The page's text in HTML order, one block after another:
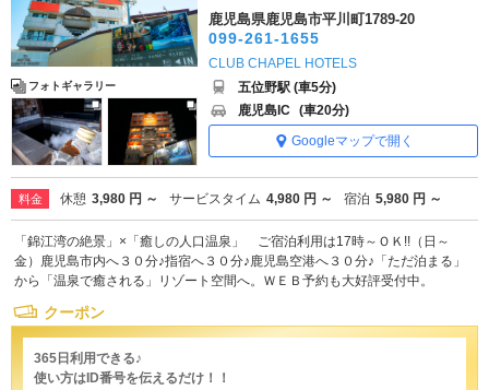
フォトギャラリー
鹿児島県鹿児島市平川町1789-20
099-261-1655
CLUB CHAPEL HOTELS
五位野駅 (車5分)
鹿児島IC (車20分)
Googleマップで開く
料金 休憩 3,980 円 ～ サービスタイム 4,980 円 ～ 宿泊 5,980 円 ～
「錦江湾の絶景」×「癒しの人口温泉」 ご宿泊利用は17時～ＯＫ!!（日～
金）鹿児島市内へ３０分♪指宿へ３０分♪鹿児島空港へ３０分♪「ただ泊まる」
から「温泉で癒される」リゾート空間へ。ＷＥＢ予約も大好評受付中。
クーポン
365日利用できる♪
使い方はID番号を伝えるだけ！！